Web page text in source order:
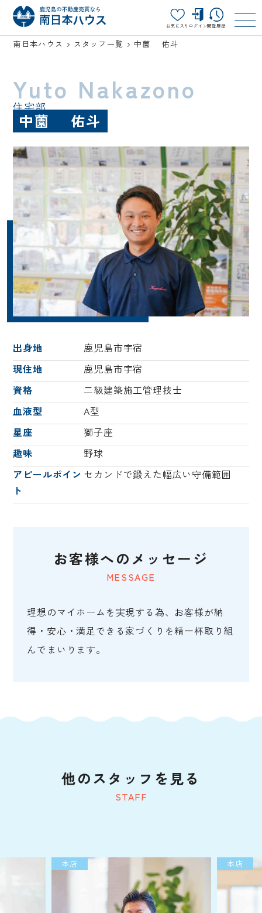
お気に入り ログイン閲覧履歴
南日本ハウス スタッフ一覧 中薗 佑斗
Yuto Nakazono
住宅部
中薗 佑斗
出身地
鹿児島市宇宿
現住地
鹿児島市宇宿
資格
二級建築施工管理技士
血液型
A型
星座
獅子座
趣味
野球
アピールポイン
ト
セカンドで鍛えた幅広い守備範囲
MESSAGE
お客様へのメッセージ
理想のマイホームを実現する為、お客様が納
得・安心・満足できる家づくりを精一杯取り組
んでまいります。
STAFF
他のスタッフを見る
本店 本店